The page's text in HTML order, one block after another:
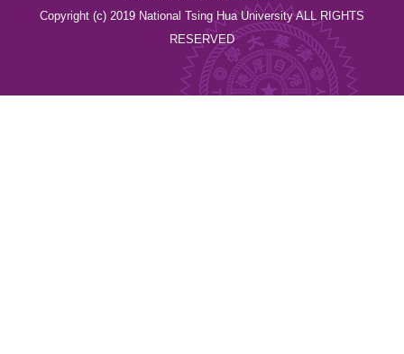
Copyright (c) 2019 National Tsing Hua University ALL RIGHTS
RESERVED